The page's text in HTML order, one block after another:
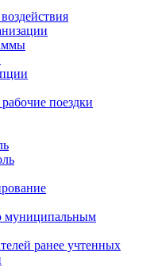
поездки
муниципальным
ранее учтенных